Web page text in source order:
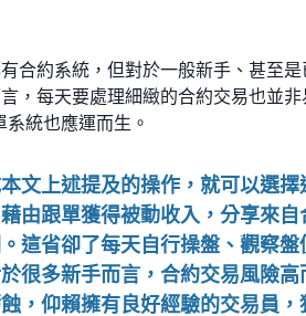
合約系統，但對於一般新手、甚至是
，每天要處理細緻的合約交易也並非
系統也應運而生。
文上述提及的操作，就可以選擇
由跟單獲得被動收入，分享來自
這省卻了每天自行操盤、觀察盤
很多新手而言，合約交易風險高
，仰賴擁有良好經驗的交易員，